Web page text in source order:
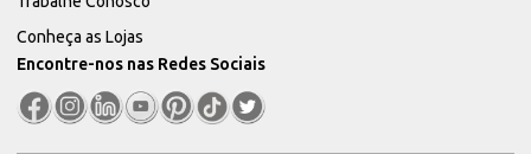
Conheça as Lojas
Encontre-nos nas Redes Sociais